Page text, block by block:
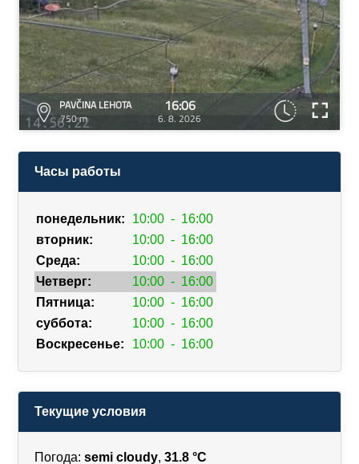
PAVČINA LEHOTA
750 m
16:06
6. 8. 2026
Часы работы
понедельник: 10:00 - 16:00
вторник:
10:00 - 16:00
Среда:
10:00 - 16:00
Четверг:
10:00 - 16:00
Пятница:
10:00 - 16:00
суббота:
10:00 - 16:00
Воскресенье:
10:00 - 16:00
Текущие условия
Погода: semi cloudy, 31.8 °C